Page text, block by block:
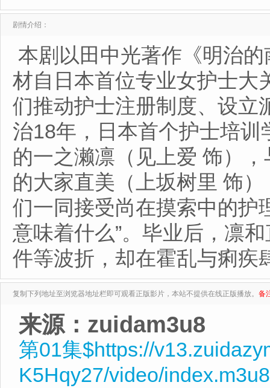
剧情介绍：
本剧以田中光著作《明治
材自日本首位专业女护士大
们推动护士注册制度、设立
治18年，日本首个护士培
的一之濑凛（见上爱 饰）
的大家直美（上坂树里 饰
们一同接受尚在摸索中的护
意味着什么”。毕业后，凛
件等波折，却在霍乱与痢疾
复制下列地址至浏览器地址栏即可观看正版影片，本站不提供在线正版播放。 备
来源：zuidam3u8
第01集$https://
K5Hqy27/video/index.m3u8